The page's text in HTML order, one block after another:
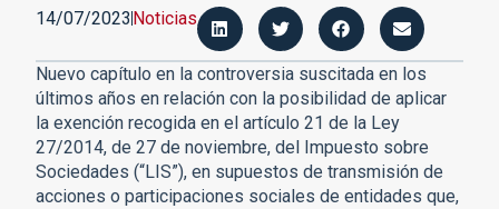
14/07/2023 Noticias
Nuevo capítulo en la controversia suscitada en los
últimos años en relación con la posibilidad de aplicar
la exención recogida en el artículo 21 de la Ley
27/2014, de 27 de noviembre, del Impuesto sobre
Sociedades (“LIS”), en supuestos de transmisión de
acciones o participaciones sociales de entidades que,